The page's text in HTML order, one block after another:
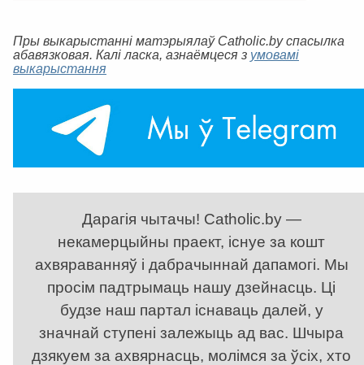
Пры выкарыстанні матэрыялаў Catholic.by спасылка
абавязковая. Калі ласка, азнаёмцеся з умовамі
выкарыстання
Дарагія чытачы! Catholic.by —
некамерцыйны праект, існуе за кошт
ахвяраванняў і дабрачыннай дапамогі. Мы
просім падтрымаць нашу дзейнасць. Ці
будзе наш партал існаваць далей, у
значнай ступені залежыць ад вас. Шчыра
дзякуем за ахвярнасць, молімся за ўсіх, хто